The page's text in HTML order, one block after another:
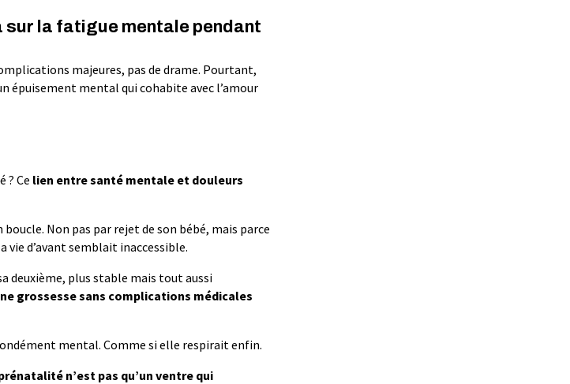
sur la fatigue mentale pendant
majeures, pas de drame. Pourtant,
épuisement mental qui cohabite avec l’amour
? Ce lien entre santé mentale et douleurs
Non pas par rejet de son bébé, mais parce
vie d’avant semblait inaccessible.
deuxième, plus stable mais tout aussi
grossesse sans complications médicales
mental. Comme si elle respirait enfin.
n’est pas qu’un ventre qui